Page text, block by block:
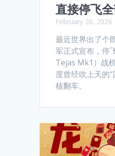
直接停飞
February 26, 2026
最近世界出了个
军正式宣布，停
Tejas Mk1）战
度曾经吹上天的
核翻车。